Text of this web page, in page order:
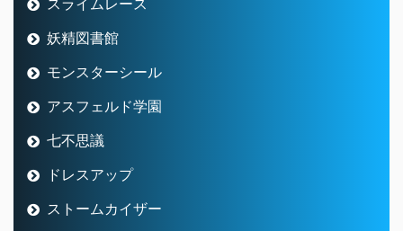
スライムレース
妖精図書館
モンスターシール
アスフェルド学園
七不思議
ドレスアップ
ストームカイザー